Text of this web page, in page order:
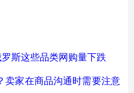
斯这些品类网购量下跌
卖家在商品沟通时需要注意